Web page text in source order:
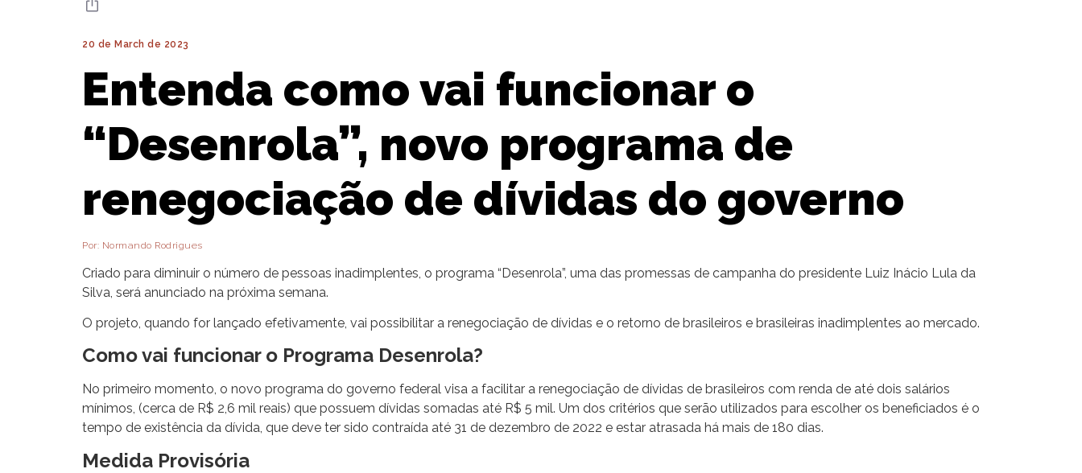
20 de March de 2023
Entenda como vai funcionar o
“Desenrola”, novo programa de
renegociação de dívidas do governo
Por: Normando Rodrigues
Criado para diminuir o número de pessoas inadimplentes, o programa “Desenrola”, uma das promessas de campanha do presidente Luiz Inácio Lula da
Silva, será anunciado na próxima semana.
O projeto, quando for lançado efetivamente, vai possibilitar a renegociação de dívidas e o retorno de brasileiros e brasileiras inadimplentes ao mercado.
Como vai funcionar o Programa Desenrola?
No primeiro momento, o novo programa do governo federal visa a facilitar a renegociação de dívidas de brasileiros com renda de até dois salários
mínimos, (cerca de R$ 2,6 mil reais) que possuem dívidas somadas até R$ 5 mil. Um dos critérios que serão utilizados para escolher os beneficiados é o
tempo de existência da dívida, que deve ter sido contraída até 31 de dezembro de 2022 e estar atrasada há mais de 180 dias.
Medida Provisória